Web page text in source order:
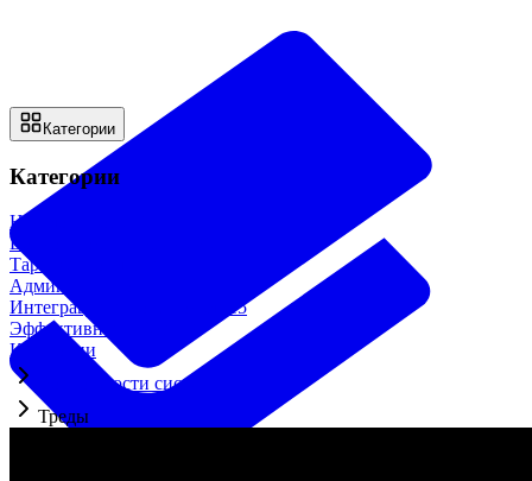
Категории
Категории
Начало работы
Возможности системы
Тарифы и оплата
Администрирование
Интеграции и доп. модули
15
Эффективная работа
Категории
Возможности системы
Треды